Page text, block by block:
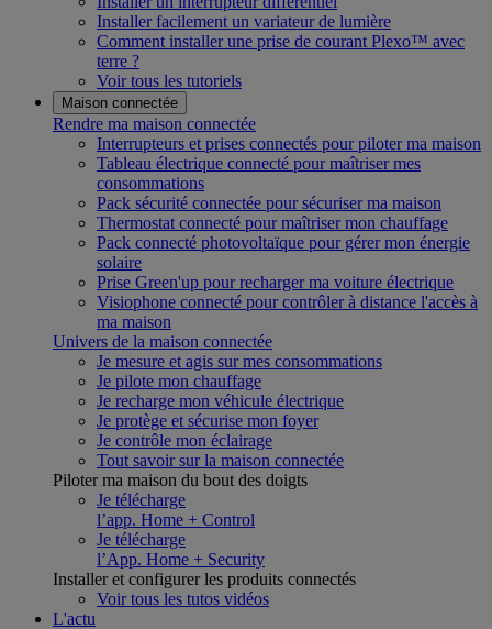
Installer facilement un variateur de lumière
Comment installer une prise de courant Plexo™ avec
terre ?
Voir tous les tutoriels
Maison connectée
Rendre ma maison connectée
Interrupteurs et prises connectés pour piloter ma maison
Tableau électrique connecté pour maîtriser mes
consommations
Pack sécurité connectée pour sécuriser ma maison
Thermostat connecté pour maîtriser mon chauffage
Pack connecté photovoltaïque pour gérer mon énergie
solaire
Prise Green'up pour recharger ma voiture électrique
Visiophone connecté pour contrôler à distance l'accès à
ma maison
Univers de la maison connectée
Je mesure et agis sur mes consommations
Je pilote mon chauffage
Je recharge mon véhicule électrique
Je protège et sécurise mon foyer
Je contrôle mon éclairage
Tout savoir sur la maison connectée
Piloter ma maison du bout des doigts
Je télécharge
l’app. Home + Control
Je télécharge
l’App. Home + Security
Installer et configurer les produits connectés
Voir tous les tutos vidéos
L'actu